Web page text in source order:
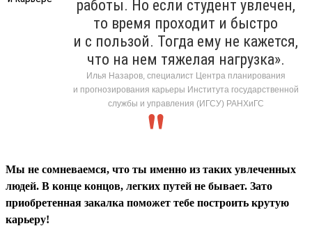
работы. Но если студент увлечен,
то время проходит и быстро
и с пользой. Тогда ему не кажется,
что на нем тяжелая нагрузка».
Илья Назаров, специалист Центра планирования
и прогнозирования карьеры Института государственной
службы и управления (ИГСУ) РАНХиГС
Мы не сомневаемся, что ты именно из таких увлеченных
людей. В конце концов, легких путей не бывает. Зато
приобретенная закалка поможет тебе построить крутую
карьеру!